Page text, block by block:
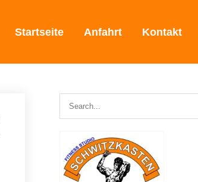
Startseite Anfahrt Kontakt